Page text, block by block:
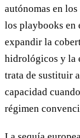
autónomas en
los playbooks
expandir la
hidrológicos y la
trata de sustituir
capacidad
régimen